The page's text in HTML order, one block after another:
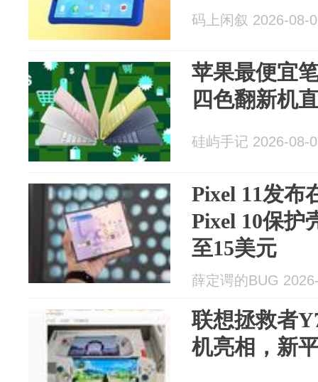
码上闲叙 2026-08-
苹果最便宜
四色翻新机
硅屿手记 2026-08-
Pixel 11发布
Pixel 10保护
至15美元
薛定谔的BUG
联想拯救者
机亮相，新